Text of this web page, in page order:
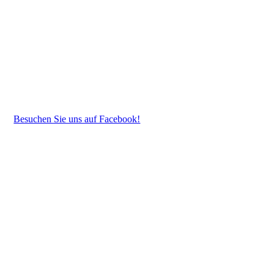
Besuchen Sie uns auf Facebook!